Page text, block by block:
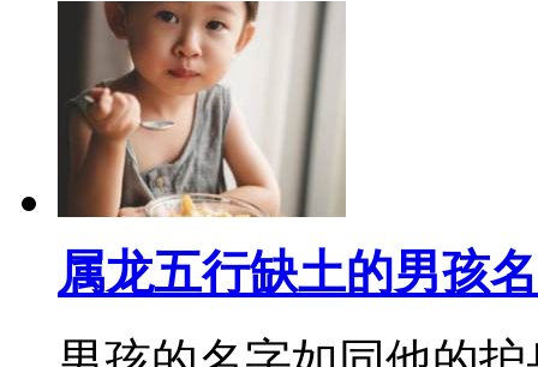
属龙五行缺土的男孩